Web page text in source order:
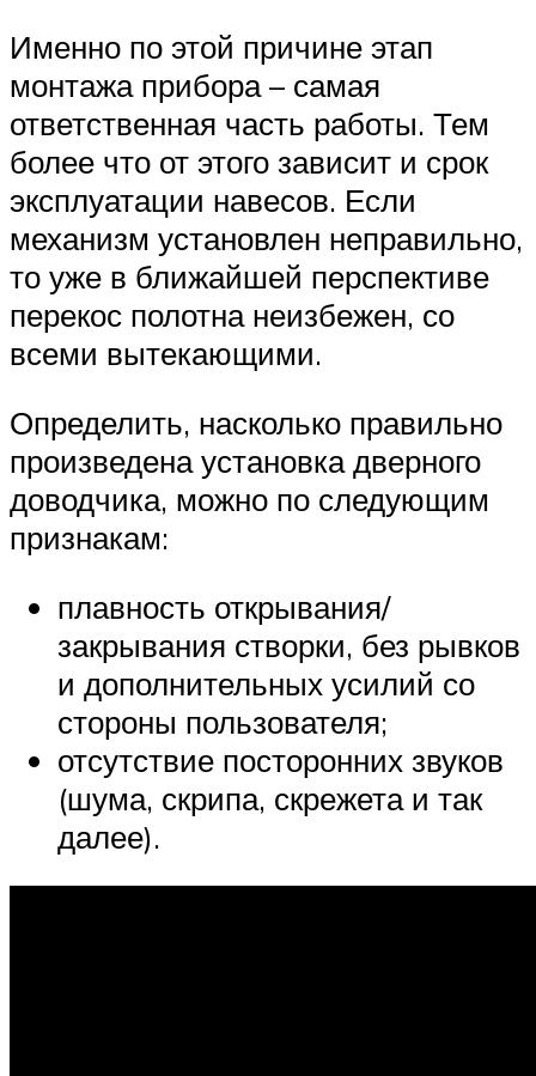
Именно по этой причине этап
монтажа прибора – самая
ответственная часть работы. Тем
более что от этого зависит и срок
эксплуатации навесов. Если
механизм установлен неправильно,
то уже в ближайшей перспективе
перекос полотна неизбежен, со
всеми вытекающими.
Определить, насколько правильно
произведена установка дверного
доводчика, можно по следующим
признакам:
плавность открывания/
закрывания створки, без рывков
и дополнительных усилий со
стороны пользователя;
отсутствие посторонних звуков
(шума, скрипа, скрежета и так
далее).